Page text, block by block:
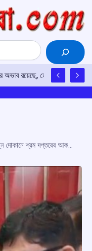
রয়েছে, মোহন ভাগবতের
শিশুশ্রম রুখতে তৎপর প্রশাসন: আগরতলার বিভিন্ন দোকানে শ্রম দপ্তরের আকস্মিক অভিযান